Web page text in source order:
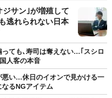
サン｣が増殖して
逃れられない日本
ても､寿司は奪えない…｢スシロ
人客の本音
悪い…休日のイオンで見かける一
るNGアイテム